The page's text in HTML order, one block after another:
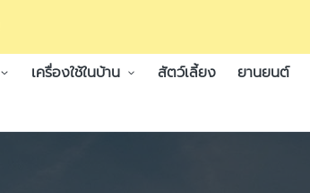
เครื่องใช้ในบ้าน สัตว์เลี้ยง ยานยนต์